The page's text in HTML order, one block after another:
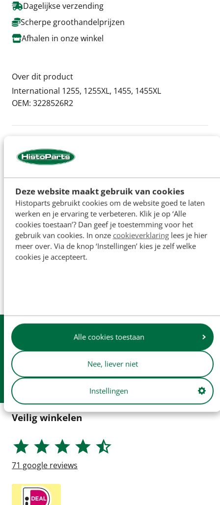
Deze website maakt gebruik van cookies
Histoparts gebruikt cookies om de website goed te laten
werken en je ervaring te verbeteren. Klik je op ‘Alle
cookies toestaan’? Dan geef je toestemming voor het
gebruik van cookies. In onze cookieverklaringlees je hier
meer over. Via de knop ‘Instellingen’ kies je zelf welke
cookies je accepteert.
Alle cookies toestaan
Nee, liever niet
Instellingen
Dagelijkse verzending
Scherpe groothandelprijzen
Afhalen in onze winkel
Over dit product
International 1255, 1255XL, 1455, 1455XL
OEM: 3228526R2
Artikelnummer
OEM:
3228526R2
De namen van originele fabrikanten en
onderdeelnummers worden uitsluitend ter referentie
vermeld en zijn niet bedoeld om aan te geven dat onze
Dagelijkse
verzending v.a. € 250
onze winkel
Veilig winkelen
71 google reviews